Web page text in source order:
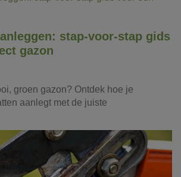
stap-voor-stap gids
gazon
groen gazon? Ontdek hoe je
aanlegt met de juiste